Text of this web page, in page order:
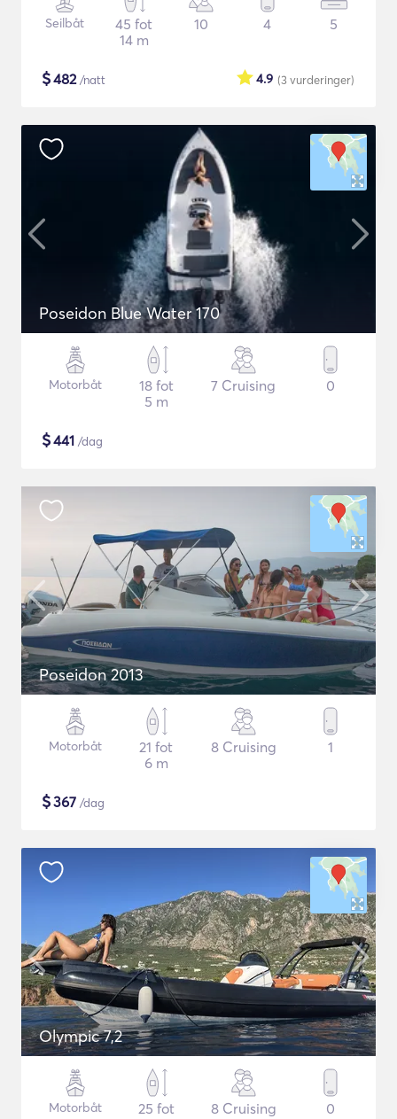
Seilbåt
45 fot
14 m
10 4 5
$482/natt (3vurderinger)
4.9
Poseidon Blue Water 170
Motorbåt
18 fot
5 m
7 Cruising 0
$441 /dag
Poseidon 2013
Motorbåt
21 fot
6 m
8 Cruising 1
$367 /dag
Olympic 7,2
Motorbåt
25 fot
8 Cruising 0